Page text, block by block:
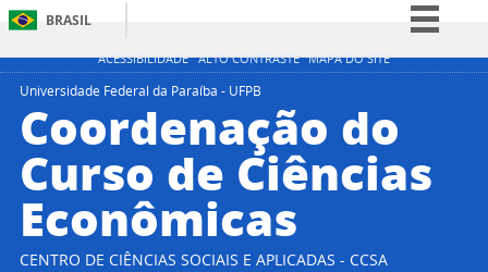
ACESSIBILIDADE ALTO CONTRASTE MAPA DO SITE
BRASIL
Simplifique!
Participe
Acesso à informação
Legislação
Universidade Federal da Paraíba - UFPB
Coordenação do
Curso de Ciências
Econômicas
CENTRO DE CIÊNCIAS SOCIAIS E APLICADAS - CCSA